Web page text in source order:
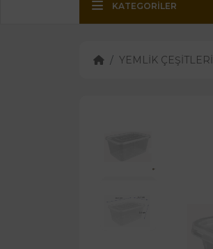
KATEGORILER
YEMLİK ÇEŞİTLERİ